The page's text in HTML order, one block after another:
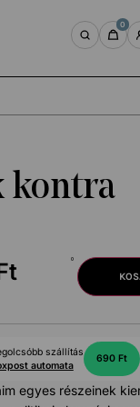
0
kontra
szállítás
automata
690 Ft
egyes részeinek